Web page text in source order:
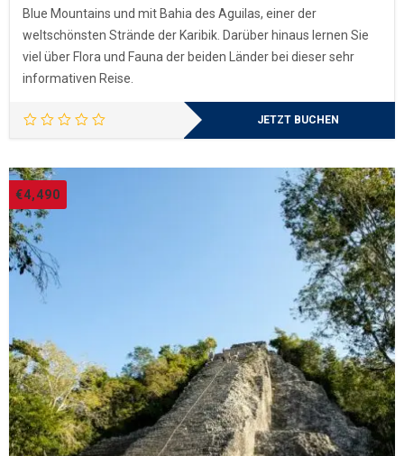
Blue Mountains und mit Bahia des Aguilas, einer der
weltschönsten Strände der Karibik. Darüber hinaus lernen Sie
viel über Flora und Fauna der beiden Länder bei dieser sehr
informativen Reise.
JETZT BUCHEN
€4,490